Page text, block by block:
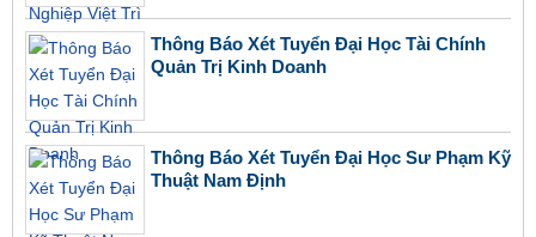
Thông Báo Xét Tuyển Đại Học Tài Chính
Quản Trị Kinh Doanh
Thông Báo Xét Tuyển Đại Học Sư Phạm Kỹ
Thuật Nam Định